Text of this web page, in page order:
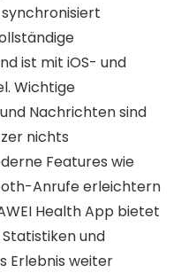
ist mit iOS- und
Wichtige
Nachrichten sind
nichts
Features wie
Anrufe erleichtern
Health App bietet
und
Erlebnis weiter